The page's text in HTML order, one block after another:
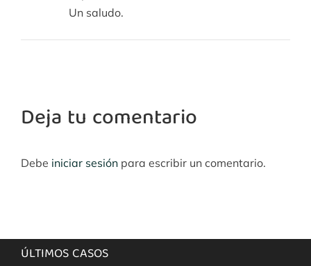
Un saludo.
Deja tu comentario
Debe iniciar sesión para escribir un comentario.
ÚLTIMOS CASOS